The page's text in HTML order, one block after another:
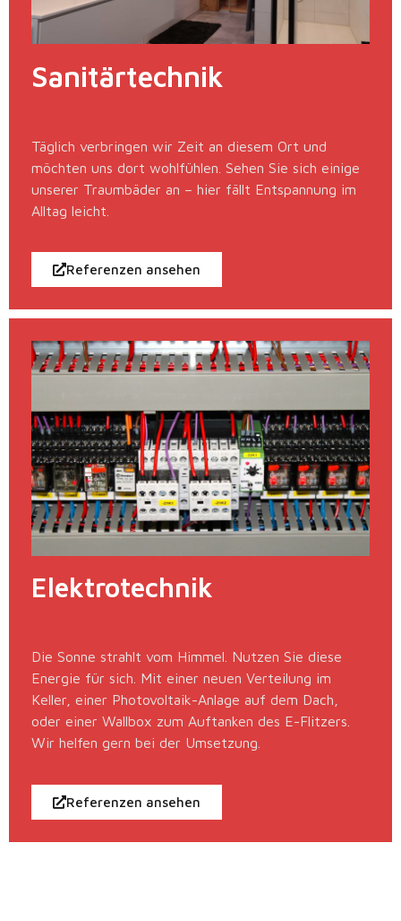
Sanitärtechnik
Täglich verbringen wir Zeit an diesem Ort und
möchten uns dort wohlfühlen. Sehen Sie sich einige
unserer Traumbäder an – hier fällt Entspannung im
Alltag leicht.
Referenzen ansehen
Elektrotechnik
Die Sonne strahlt vom Himmel. Nutzen Sie diese
Energie für sich. Mit einer neuen Verteilung im
Keller, einer Photovoltaik-Anlage auf dem Dach,
oder einer Wallbox zum Auftanken des E-Flitzers.
Wir helfen gern bei der Umsetzung.
Referenzen ansehen